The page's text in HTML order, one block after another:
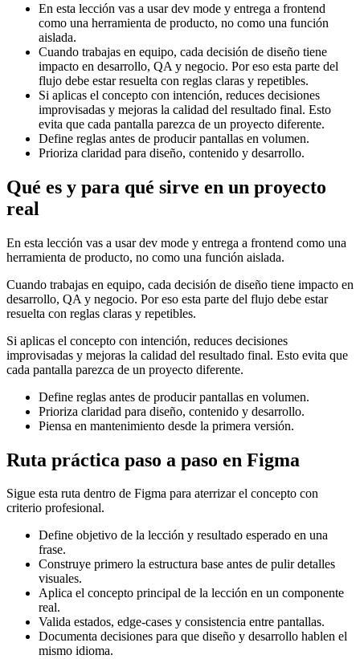
En esta lección vas a usar dev mode y entrega a frontend
como una herramienta de producto, no como una función
aislada.
Cuando trabajas en equipo, cada decisión de diseño tiene
impacto en desarrollo, QA y negocio. Por eso esta parte del
flujo debe estar resuelta con reglas claras y repetibles.
Si aplicas el concepto con intención, reduces decisiones
improvisadas y mejoras la calidad del resultado final. Esto
evita que cada pantalla parezca de un proyecto diferente.
Define reglas antes de producir pantallas en volumen.
Prioriza claridad para diseño, contenido y desarrollo.
Qué es y para qué sirve en un proyecto
real
En esta lección vas a usar dev mode y entrega a frontend como una
herramienta de producto, no como una función aislada.
Cuando trabajas en equipo, cada decisión de diseño tiene impacto en
desarrollo, QA y negocio. Por eso esta parte del flujo debe estar
resuelta con reglas claras y repetibles.
Si aplicas el concepto con intención, reduces decisiones
improvisadas y mejoras la calidad del resultado final. Esto evita que
cada pantalla parezca de un proyecto diferente.
Define reglas antes de producir pantallas en volumen.
Prioriza claridad para diseño, contenido y desarrollo.
Piensa en mantenimiento desde la primera versión.
Ruta práctica paso a paso en Figma
Sigue esta ruta dentro de Figma para aterrizar el concepto con
criterio profesional.
Define objetivo de la lección y resultado esperado en una
frase.
Construye primero la estructura base antes de pulir detalles
visuales.
Aplica el concepto principal de la lección en un componente
real.
Valida estados, edge-cases y consistencia entre pantallas.
Documenta decisiones para que diseño y desarrollo hablen el
mismo idioma.